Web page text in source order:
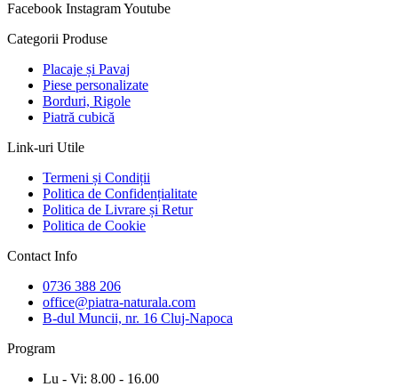
Facebook InstagramYoutube
Categorii Produse
Placaje și Pavaj
Piese personalizate
Borduri, Rigole
Piatră cubică
Link-uri Utile
Termeni și Condiții
Politica de Confidențialitate
Politica de Livrare și Retur
Politica de Cookie
Contact Info
0736 388 206
office@piatra-naturala.com
B-dul Muncii, nr. 16 Cluj-Napoca
Program
Lu - Vi: 8.00 - 16.00